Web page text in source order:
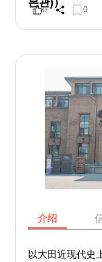
본관)）
0 0
介绍
以大田近现代史